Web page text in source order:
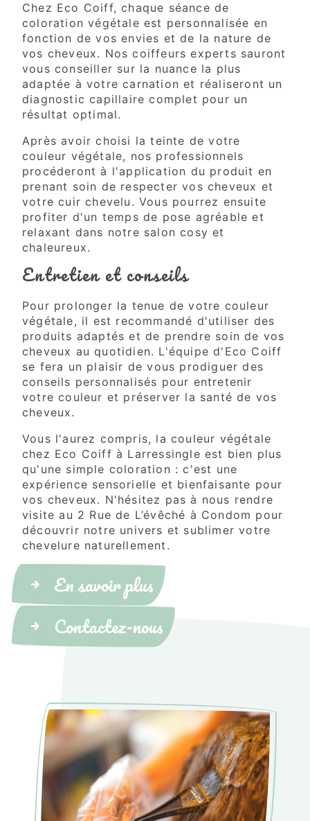
Chez Eco Coiff, chaque séance de
coloration végétale est personnalisée en
fonction de vos envies et de la nature de
vos cheveux. Nos coiffeurs experts sauront
vous conseiller sur la nuance la plus
adaptée à votre carnation et réaliseront un
diagnostic capillaire complet pour un
résultat optimal.
Après avoir choisi la teinte de votre
couleur végétale, nos professionnels
procéderont à l'application du produit en
prenant soin de respecter vos cheveux et
votre cuir chevelu. Vous pourrez ensuite
profiter d'un temps de pose agréable et
relaxant dans notre salon cosy et
chaleureux.
Entretien et conseils
Pour prolonger la tenue de votre couleur
végétale, il est recommandé d'utiliser des
produits adaptés et de prendre soin de vos
cheveux au quotidien. L'équipe d'Eco Coiff
se fera un plaisir de vous prodiguer des
conseils personnalisés pour entretenir
votre couleur et préserver la santé de vos
cheveux.
Vous l'aurez compris, la couleur végétale
chez Eco Coiff à Larressingle est bien plus
qu'une simple coloration : c'est une
expérience sensorielle et bienfaisante pour
vos cheveux. N'hésitez pas à nous rendre
visite au 2 Rue de L’évêché à Condom pour
découvrir notre univers et sublimer votre
chevelure naturellement.
En savoir plus
Contactez-nous